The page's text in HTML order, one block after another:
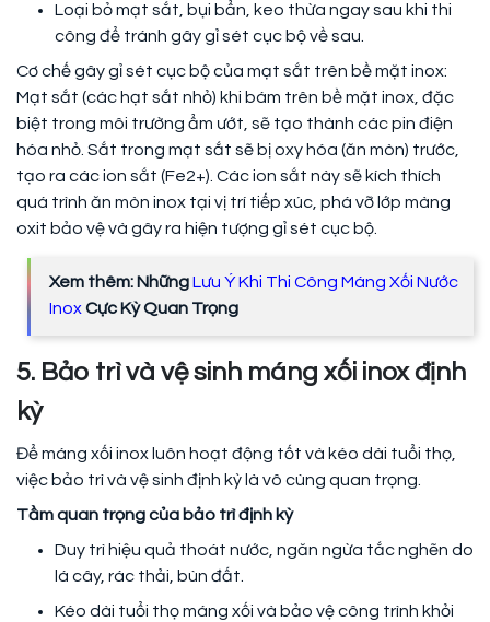
Loại bỏ mạt sắt, bụi bẩn, keo thừa ngay sau khi thi
công để tránh gây gỉ sét cục bộ về sau.
Cơ chế gây gỉ sét cục bộ của mạt sắt trên bề mặt inox:
Mạt sắt (các hạt sắt nhỏ) khi bám trên bề mặt inox, đặc
biệt trong môi trường ẩm ướt, sẽ tạo thành các pin điện
hóa nhỏ. Sắt trong mạt sắt sẽ bị oxy hóa (ăn mòn) trước,
tạo ra các ion sắt (Fe2+). Các ion sắt này sẽ kích thích
quá trình ăn mòn inox tại vị trí tiếp xúc, phá vỡ lớp màng
oxit bảo vệ và gây ra hiện tượng gỉ sét cục bộ.
Xem thêm: NhữngLưu Ý Khi Thi Công Máng Xối Nước
InoxCực Kỳ Quan Trọng
5. Bảo trì và vệ sinh máng xối inox định
kỳ
Để máng xối inox luôn hoạt động tốt và kéo dài tuổi thọ,
việc bảo trì và vệ sinh định kỳ là vô cùng quan trọng.
Tầm quan trọng của bảo trì định kỳ
Duy trì hiệu quả thoát nước, ngăn ngừa tắc nghẽn do
lá cây, rác thải, bùn đất.
Kéo dài tuổi thọ máng xối và bảo vệ công trình khỏi